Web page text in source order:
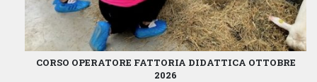
CORSO OPERATORE FATTORIA DIDATTICA OTTOBRE
2026